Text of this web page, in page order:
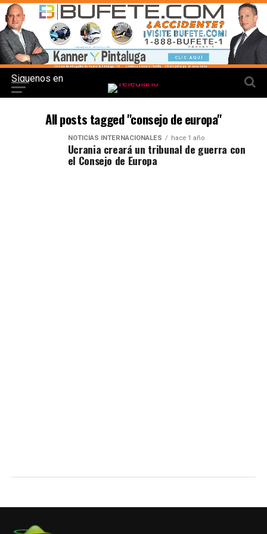
Siguenos en
All posts tagged "consejo de europa"
NOTICIAS INTERNACIONALES hace 1 año
Ucrania creará un tribunal de guerra con
el Consejo de Europa